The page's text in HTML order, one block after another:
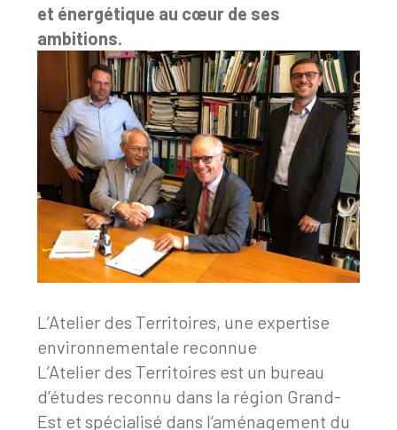
et énergétique au cœur de ses
ambitions.
L’Atelier des Territoires, une expertise
environnementale reconnue
L’Atelier des Territoires est un bureau
d’études reconnu dans la région Grand-
Est et spécialisé dans l’aménagement du